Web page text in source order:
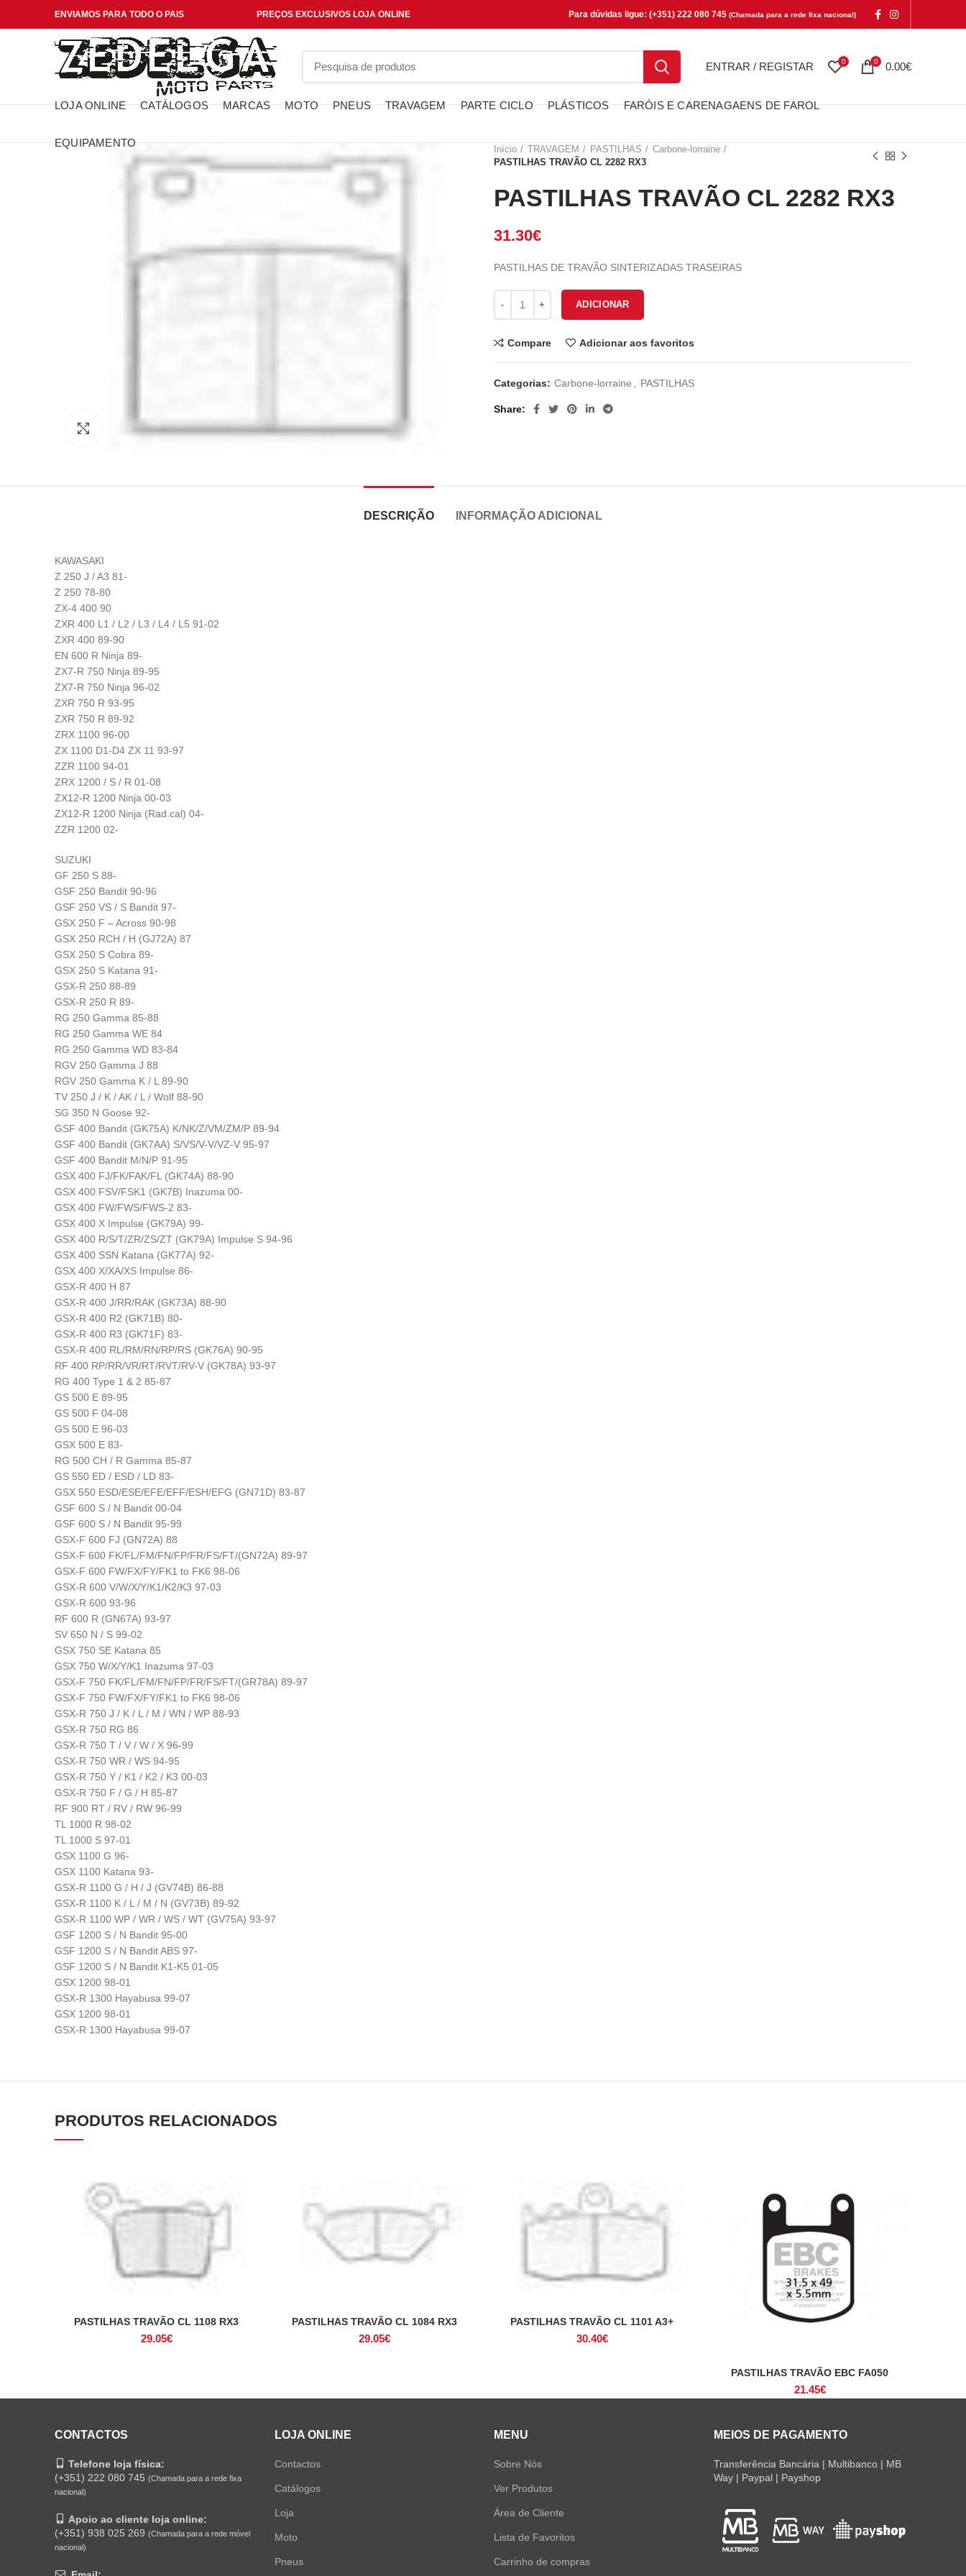
ENVIAMOS PARA TODO O PAIS PREÇOS EXCLUSIVOS LOJA ONLINE Para dúvidas ligue: (+351) 222 080 745 (Chamada para a rede fixa nacional)
ENTRAR / REGISTAR 0 0 0.00€
LOJA ONLINE CATÁLOGOS MARCAS MOTO PNEUS TRAVAGEM PARTE CICLO PLÁSTICOS FARÓIS E CARENAGAENS DE FAROL
EQUIPAMENTO
Click to enlarge
Início TRAVAGEM PASTILHAS
Carbone-lorraine
PASTILHAS TRAVÃO CL 2282 RX3
PASTILHAS TRAVÃO CL 2282 RX3
31.30€
PASTILHAS DE TRAVÃO SINTERIZADAS TRASEIRAS
ADICIONAR
Compare Adicionar aos favoritos
Categorias: Carbone-lorraine PASTILHAS
Share
DESCRIÇÃO INFORMAÇÃO ADICIONAL
KAWASAKI
Z 250 J / A3 81-
Z 250 78-80
ZX-4 400 90
ZXR 400 L1 / L2 / L3 / L4 / L5 91-02
ZXR 400 89-90
EN 600 R Ninja 89-
ZX7-R 750 Ninja 89-95
ZX7-R 750 Ninja 96-02
ZXR 750 R 93-95
ZXR 750 R 89-92
ZRX 1100 96-00
ZX 1100 D1-D4 ZX 11 93-97
ZZR 1100 94-01
ZRX 1200 / S / R 01-08
ZX12-R 1200 Ninja 00-03
ZX12-R 1200 Ninja (Rad.cal) 04-
ZZR 1200 02-
SUZUKI
GF 250 S 88-
GSF 250 Bandit 90-96
GSF 250 VS / S Bandit 97-
GSX 250 F – Across 90-98
GSX 250 RCH / H (GJ72A) 87
GSX 250 S Cobra 89-
GSX 250 S Katana 91-
GSX-R 250 88-89
GSX-R 250 R 89-
RG 250 Gamma 85-88
RG 250 Gamma WE 84
RG 250 Gamma WD 83-84
RGV 250 Gamma J 88
RGV 250 Gamma K / L 89-90
TV 250 J / K / AK / L / Wolf 88-90
SG 350 N Goose 92-
GSF 400 Bandit (GK75A) K/NK/Z/VM/ZM/P 89-94
GSF 400 Bandit (GK7AA) S/VS/V-V/VZ-V 95-97
GSF 400 Bandit M/N/P 91-95
GSX 400 FJ/FK/FAK/FL (GK74A) 88-90
GSX 400 FSV/FSK1 (GK7B) Inazuma 00-
GSX 400 FW/FWS/FWS-2 83-
GSX 400 X Impulse (GK79A) 99-
GSX 400 R/S/T/ZR/ZS/ZT (GK79A) Impulse S 94-96
GSX 400 SSN Katana (GK77A) 92-
GSX 400 X/XA/XS Impulse 86-
GSX-R 400 H 87
GSX-R 400 J/RR/RAK (GK73A) 88-90
GSX-R 400 R2 (GK71B) 80-
GSX-R 400 R3 (GK71F) 83-
GSX-R 400 RL/RM/RN/RP/RS (GK76A) 90-95
RF 400 RP/RR/VR/RT/RVT/RV-V (GK78A) 93-97
RG 400 Type 1 & 2 85-87
GS 500 E 89-95
GS 500 F 04-08
GS 500 E 96-03
GSX 500 E 83-
RG 500 CH / R Gamma 85-87
GS 550 ED / ESD / LD 83-
GSX 550 ESD/ESE/EFE/EFF/ESH/EFG (GN71D) 83-87
GSF 600 S / N Bandit 00-04
GSF 600 S / N Bandit 95-99
GSX-F 600 FJ (GN72A) 88
GSX-F 600 FK/FL/FM/FN/FP/FR/FS/FT/(GN72A) 89-97
GSX-F 600 FW/FX/FY/FK1 to FK6 98-06
GSX-R 600 V/W/X/Y/K1/K2/K3 97-03
GSX-R 600 93-96
RF 600 R (GN67A) 93-97
SV 650 N / S 99-02
GSX 750 SE Katana 85
GSX 750 W/X/Y/K1 Inazuma 97-03
GSX-F 750 FK/FL/FM/FN/FP/FR/FS/FT/(GR78A) 89-97
GSX-F 750 FW/FX/FY/FK1 to FK6 98-06
GSX-R 750 J / K / L / M / WN / WP 88-93
GSX-R 750 RG 86
GSX-R 750 T / V / W / X 96-99
GSX-R 750 WR / WS 94-95
GSX-R 750 Y / K1 / K2 / K3 00-03
GSX-R 750 F / G / H 85-87
RF 900 RT / RV / RW 96-99
TL 1000 R 98-02
TL 1000 S 97-01
GSX 1100 G 96-
GSX 1100 Katana 93-
GSX-R 1100 G / H / J (GV74B) 86-88
GSX-R 1100 K / L / M / N (GV73B) 89-92
GSX-R 1100 WP / WR / WS / WT (GV75A) 93-97
GSF 1200 S / N Bandit 95-00
GSF 1200 S / N Bandit ABS 97-
GSF 1200 S / N Bandit K1-K5 01-05
GSX 1200 98-01
GSX-R 1300 Hayabusa 99-07
GSX 1200 98-01
GSX-R 1300 Hayabusa 99-07
PRODUTOS RELACIONADOS
ADICIONAR
PASTILHAS TRAVÃO CL 1108 RX3
29.05€
ADICIONAR
PASTILHAS TRAVÃO CL 1084 RX3
29.05€
ADICIONAR
PASTILHAS TRAVÃO CL 1101 A3+
30.40€
ADICIONAR
PASTILHAS TRAVÃO EBC FA050
21.45€
CONTACTOS
Telefone loja física:
(+351) 222 080 745 (Chamada para a rede fixa
nacional)
Apoio ao cliente loja online:
(+351) 938 025 269 (Chamada para a rede móvel
nacional)
LOJA ONLINE
Contactos
Catálogos
Loja
Moto
Pneus
MENU
Sobre Nós
Ver Produtos
Área de Cliente
Lista de Favoritos
Carrinho de compras
MEIOS DE PAGAMENTO
Transferência Bancária | Multibanco | MB
Way | Paypal | Payshop